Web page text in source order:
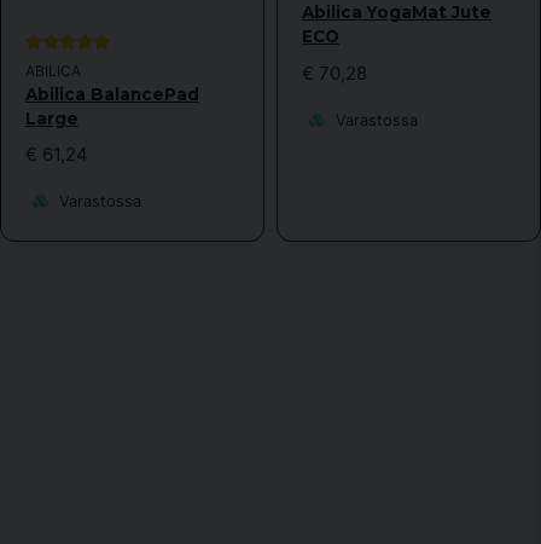
ABILICA
Abilica BalancePad
Large
€ 61,24
Varastossa
Abilica YogaMat Jute
ECO
€ 70,28
Varastossa